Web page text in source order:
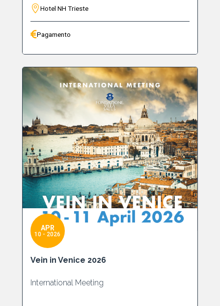
Hotel NH Trieste
Pagamento
APR
10 - 2026
Vein in Venice 2026
International Meeting